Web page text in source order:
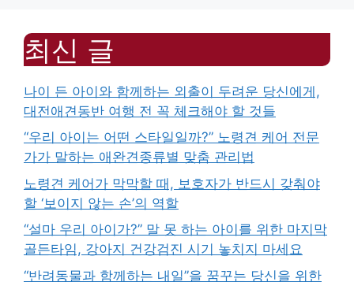
최신 글
나이 든 아이와 함께하는 외출이 두려운 당신에게,
대전애견동반 여행 전 꼭 체크해야 할 것들
“우리 아이는 어떤 스타일일까?” 노령견 케어 전문
가가 말하는 애완견종류별 맞춤 관리법
노령견 케어가 막막할 때, 보호자가 반드시 갖춰야
할 ‘보이지 않는 손’의 역할
“설마 우리 아이가?” 말 못 하는 아이를 위한 마지막
골든타임, 강아지 건강검진 시기 놓치지 마세요
“반려동물과 함께하는 내일”을 꿈꾸는 당신을 위한